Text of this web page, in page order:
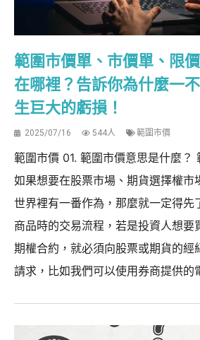
範圍市價單、市價單、限
在哪裡？告訴你為什麼一
生巨大的虧損！
2025/07/16 544人 範圍市價
範圍市價 01. 範圍市價意思是什麼？
如果想要在股票市場、期貨選擇權市
世界裡有一番作為，那麼就一定得先
商品時的交易流程，若是投資人想要
期權合約，就必須向股票或期貨的經
請求，比如我們可以使用券商提供的